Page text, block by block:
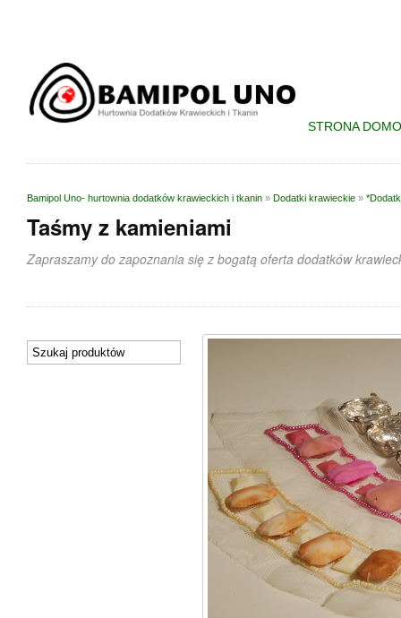
STRONA
Bamipol Uno- hurtownia dodatków krawieckich i tkanin » Dodatki krawieckie »
Taśmy z kamieniami
Zapraszamy do zapoznania się z bogatą oferta dodatków